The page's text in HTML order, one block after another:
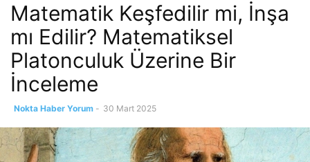
Matematik Keşfedilir mi, İnşa
mı Edilir? Matematiksel
Platonculuk Üzerine Bir
İnceleme
Nokta Haber Yorum - 30 Mart 2025